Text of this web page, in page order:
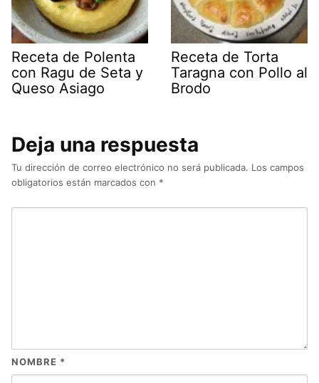
Receta de Polenta
con Ragu de Seta y
Queso Asiago
Receta de Torta
Taragna con Pollo al
Brodo
Deja una respuesta
Tu dirección de correo electrónico no será publicada. Los campos
obligatorios están marcados con *
NOMBRE *